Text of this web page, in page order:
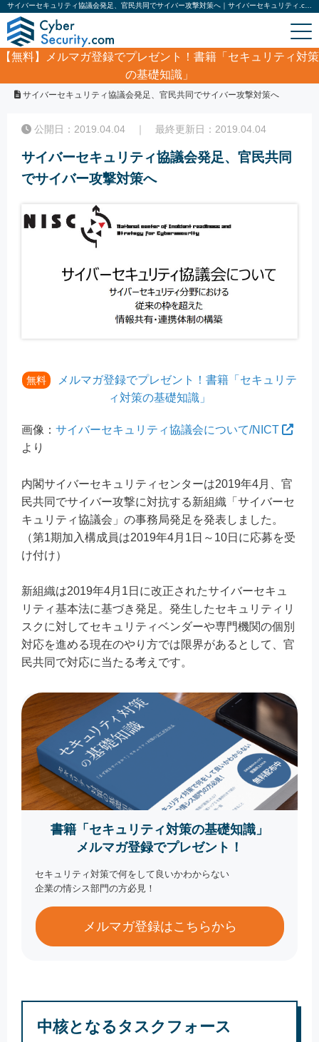
【無料】
メルマガ登録でプレゼント！書籍「セキュリティ対策
の基礎知識」
サイバーセキュリティ・情報漏洩ニュース
サイバーセキュリティ協議会発足、官民共同でサイバー攻撃対策へ
公開日：2019.04.04 ｜ 最終更新日：2019.04.04
サイバーセキュリティ協議会発足、官民共同
でサイバー攻撃対策へ
無料
メルマガ登録でプレゼント！書籍「セキュリテ
ィ対策の基礎知識」
画像： サイバーセキュリティ協議会について/NICT
より
内閣サイバーセキュリティセンターは2019年4月、官
民共同でサイバー攻撃に対抗する新組織「サイバーセ
キュリティ協議会」の事務局発足を発表しました。
（第1期加入構成員は2019年4月1日～10日に応募を受
け付け）
新組織は2019年4月1日に改正されたサイバーセキュ
リティ基本法に基づき発足。発生したセキュリティリ
スクに対してセキュリティベンダーや専門機関の個別
対応を進める現在のやり方では限界があるとして、官
民共同で対応に当たる考えです。
書籍「セキュリティ対策の基礎知識」
メルマガ登録でプレゼント！
セキュリティ対策で何をして良いかわからない
企業の情シス部門の方必見！
メルマガ登録はこちらから
中核となるタスクフォース